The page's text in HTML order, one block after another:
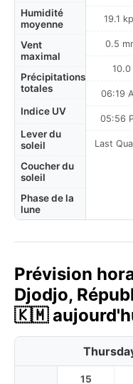
Humidité
moyenne
Vent
maximal
Précipitations
totales
Indice UV
Lever du
soleil
Coucher du
soleil
Phase de la
lune
19.1
0.5
10.0
06:19
05:56
Last
Prévision
Djodjo,
🇰🇲
15